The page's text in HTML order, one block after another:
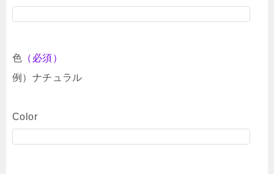
色 （必須）
例）ナチュラル
Color